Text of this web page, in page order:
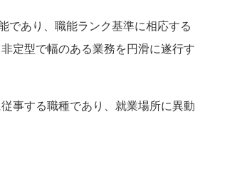
あり、職能ランク基準に相応する
定型で幅のある業務を円滑に遂行す
事する職種であり、就業場所に異動